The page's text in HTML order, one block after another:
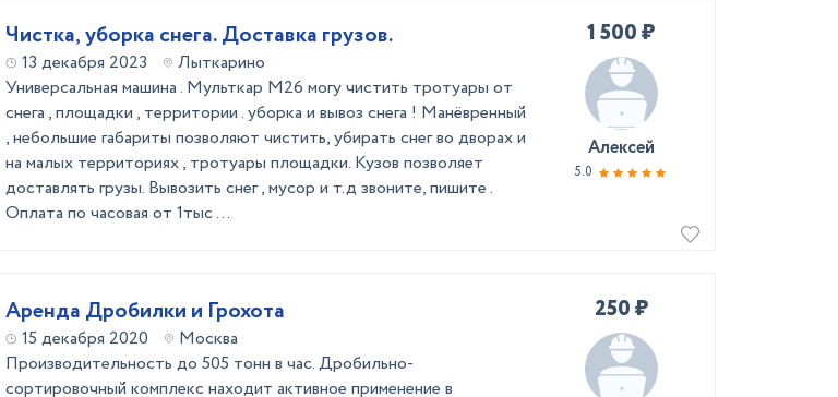
Чистка, уборка снега. Доставка грузов.
13 декабря 2023
Лыткарино
Универсальная машина . Мульткар М26 могу чистить тротуары от
снега , площадки , территории . уборка и вывоз снега ! Манёвренный
, небольшие габариты позволяют чистить, убирать снег во дворах и
на малых территориях , тротуары площадки. Кузов позволяет
доставлять грузы. Вывозить снег , мусор и т.д звоните, пишите .
Оплата по часовая от 1тыс ...
1 500 ₽
Алексей
5.0
Аренда Дробилки и Грохота
15 декабря 2020
Москва
Производительность до 505 тонн в час. Дробильно-
сортировочный комплекс находит активное применение в
250 ₽